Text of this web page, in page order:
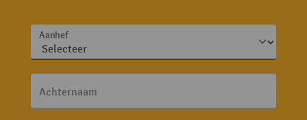
Aanhef
Achternaam